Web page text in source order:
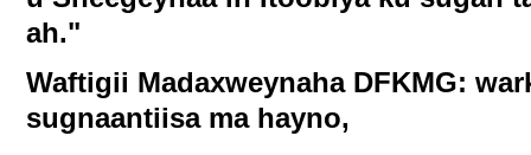
ah."
Waftigii Madaxweynaha DFKMG:
sugnaantiisa ma hayno,